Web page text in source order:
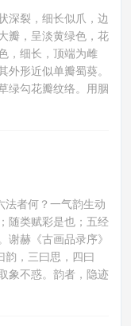
深裂，细长似爪，边
瓣，呈淡黄绿色，花
，细长，顶端为雌
形近似单瓣蜀葵。
绿勾花瓣纹络。用胭
法者何？一气韵生动
随类赋彩是也；五经
赫《古画品录序》
韵，三曰思，四曰
象不惑。韵者，隐迹